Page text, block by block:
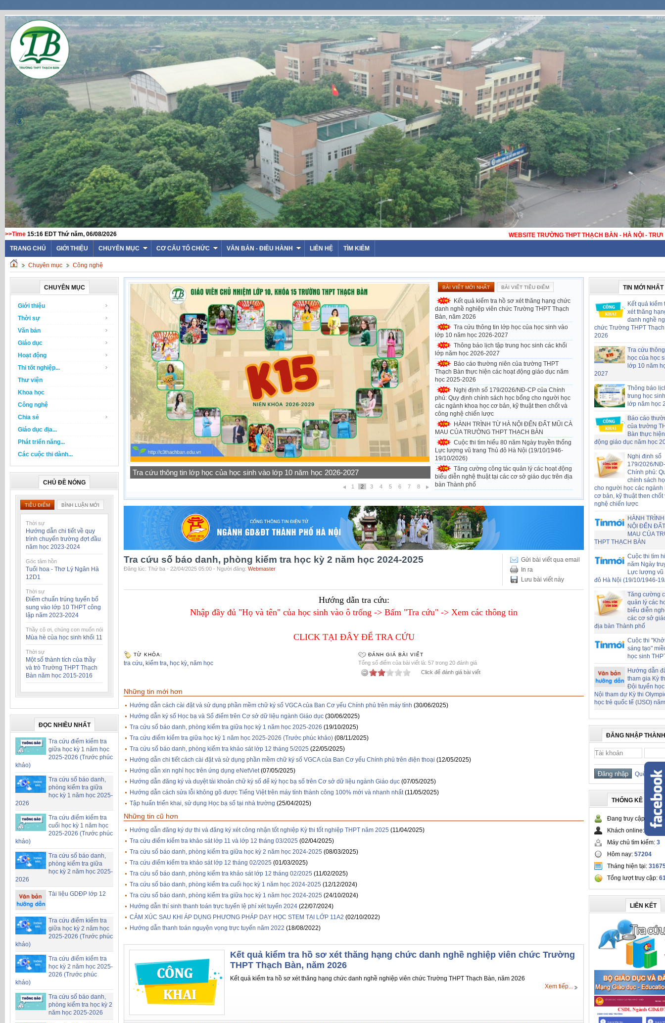
>>Time 15:16 EDT Thứ năm, 06/08/2026
WEBSITE TRƯỜNG
TRANG CHỦ
GIỚI THIỆU CHUYÊN MỤC CƠ CẤU TỔ CHỨC VĂN BẢN - ĐIỀU HÀNH LIÊN HỆ TÌM KIẾM
Chuyên mục Công nghệ
CHUYÊN MỤC
Giới thiệu
Thời sự
Văn bản
Giáo dục
Hoạt động
Thi tốt nghiệp...
Thư viện
Khoa học
Công nghệ
Chia sẻ
Giáo dục địa...
Phát triển năng...
Các cuộc thi dành...
CHỦ ĐỀ NÓNG
TIÊU ĐIỂM BÌNH LUẬN MỚI
Thời sự
Hướng dẫn chi tiết về quy
trình chuyển trường đợt đầu
năm học 2023-2024
Góc tâm hồn
Tuổi hoa - Thơ Lý Ngân Hà
12D1
Thời sự
Điểm chuẩn trúng tuyển bổ
sung vào lớp 10 THPT công
lập năm 2023-2024
Thầy cô ơi, chúng con muốn nói
Mùa hè của học sinh khối 11
Thời sự
Một số thành tích của thầy
và trò Trường THPT Thạch
Bàn năm học 2015-2016
ĐỌC NHIỀU NHẤT
Tra cứu điểm kiểm tra
giữa học kỳ 1 năm học
2025-2026 (Trước phúc
khảo)
Tra cứu số báo danh,
phòng kiểm tra giữa
học kỳ 1 năm học 2025-
2026
Tra cứu điểm kiểm tra
cuối học kỳ 1 năm học
2025-2026 (Trước phúc
khảo)
Tra cứu số báo danh,
phòng kiểm tra giữa
học kỳ 2 năm học 2025-
2026
Tài liệu GDĐP lớp 12
Tra cứu điểm kiểm tra
giữa học kỳ 2 năm học
2025-2026 (Trước phúc
khảo)
Tra cứu điểm kiểm tra
học kỳ 2 năm học 2025-
2026 (Trước phúc
khảo)
Tra cứu số báo danh,
phòng kiểm tra học kỳ 2
năm học 2025-2026
Tra cứu thông tin lớp học của học sinh vào lớp 10 năm học 2026-2027
Thông báo lịch tập trung học sinh các khối lớp năm học 2026-2027
1 2 3 4 5 6 7 8
BÀI VIẾT MỚI NHẤT BÀI VIẾT TIÊU ĐIỂM
Kết quả kiểm tra hồ sơ xét thăng hạng chức
danh nghề nghiệp viên chức Trường THPT Thạch
Bàn, năm 2026
Tra cứu thông tin lớp học của học sinh vào
lớp 10 năm học 2026-2027
Thông báo lịch tập trung học sinh các khối
lớp năm học 2026-2027
Báo cáo thường niên của trường THPT
Thạch Bàn thực hiện các hoạt động giáo dục năm
học 2025-2026
Nghị định số 179/2026/NĐ-CP của Chính
phủ: Quy định chính sách học bổng cho người học
các ngành khoa học cơ bản, kỹ thuật then chốt và
công nghệ chiến lược
HÀNH TRÌNH TỪ HÀ NỘI ĐẾN ĐẤT MŨI CÀ
MAU CỦA TRƯỜNG THPT THẠCH BÀN
Cuộc thi tìm hiểu 80 năm Ngày truyền thống
Lực lượng vũ trang Thủ đô Hà Nội (19/10/1946-
19/10/2026)
Tăng cường công tác quản lý các hoạt động
biểu diễn nghệ thuật tại các cơ sở giáo dục trên địa
bàn Thành phố
Gửi bài viết qua email
In ra
Lưu bài viết này
Tra cứu số báo danh, phòng kiểm tra học kỳ 2 năm học 2024-2025
Đăng lúc: Thứ ba - 22/04/2025 05:00 - Người đăng: Webmaster
Hướng dẫn tra cứu:
Nhập đầy đủ "Họ và tên" của học sinh vào ô trống -> Bấm "Tra cứu" -> Xem các thông tin
CLICK TẠI ĐÂY ĐỂ TRA CỨU
TỪ KHÓA:
tra cứu, kiểm tra, học kỳ, năm học
ĐÁNH GIÁ BÀI VIẾT
Tổng số điểm của bài viết là: 57 trong 20 đánh giá
Click để đánh giá bài viết
Những tin mới hơn
Hướng dẫn cách cài đặt và sử dụng phần mềm chữ ký số VGCA của Ban Cơ yếu Chính phủ trên máy tính (30/06/2025)
Hướng dẫn ký số Học bạ và Sổ điểm trên Cơ sở dữ liệu ngành Giáo dục (30/06/2025)
Tra cứu số báo danh, phòng kiểm tra giữa học kỳ 1 năm học 2025-2026 (19/10/2025)
Tra cứu điểm kiểm tra giữa học kỳ 1 năm học 2025-2026 (Trước phúc khảo) (08/11/2025)
Tra cứu số báo danh, phòng kiểm tra khảo sát lớp 12 tháng 5/2025 (22/05/2025)
Hướng dẫn chi tiết cách cài đặt và sử dụng phần mềm chữ ký số VGCA của Ban Cơ yếu Chính phủ trên điện thoại (12/05/2025)
Hướng dẫn xin nghỉ học trên ứng dụng eNetViet (07/05/2025)
Hướng dẫn đăng ký và duyệt tài khoản chữ ký số để ký học bạ số trên Cơ sở dữ liệu ngành Giáo dục (07/05/2025)
Hướng dẫn cách sửa lỗi không gõ được Tiếng Việt trên máy tính thành công 100% mới và nhanh nhất (11/05/2025)
Tập huấn triển khai, sử dụng Học bạ số tại nhà trường (25/04/2025)
Những tin cũ hơn
Hướng dẫn đăng ký dự thi và đăng ký xét công nhận tốt nghiệp Kỳ thi tốt nghiệp THPT năm 2025 (11/04/2025)
Tra cứu điểm kiểm tra khảo sát lớp 11 và lớp 12 tháng 03/2025 (02/04/2025)
Tra cứu số báo danh, phòng kiểm tra giữa học kỳ 2 năm học 2024-2025 (08/03/2025)
Tra cứu điểm kiểm tra khảo sát lớp 12 tháng 02/2025 (01/03/2025)
Tra cứu số báo danh, phòng kiểm tra khảo sát lớp 12 tháng 02/2025 (11/02/2025)
Tra cứu số báo danh, phòng kiểm tra cuối học kỳ 1 năm học 2024-2025 (12/12/2024)
Tra cứu số báo danh, phòng kiểm tra giữa học kỳ 1 năm học 2024-2025 (24/10/2024)
Hướng dẫn thí sinh thanh toán trực tuyến lệ phí xét tuyển 2024 (22/07/2024)
CẢM XÚC SAU KHI ÁP DỤNG PHƯƠNG PHÁP DẠY HỌC STEM TẠI LỚP 11A2 (02/10/2022)
Hướng dẫn thanh toán nguyện vọng trực tuyến năm 2022 (18/08/2022)
Kết quả kiểm tra hồ sơ xét thăng hạng chức danh nghề nghiệp viên chức Trường
THPT Thạch Bàn, năm 2026
Kết quả kiểm tra hồ sơ xét thăng hạng chức danh nghề nghiệp viên chức Trường THPT Thạch Bàn, năm 2026
Xem tiếp...
TIN MỚI NHẤT
Kết quả kiểm
xét thăng
danh nghề
chức Trường THPT
2026
Tra cứu
học của học
lớp 10 năm
2027
Thông báo
trung học
lớp năm học
Báo cáo
của trường
Bàn thực
động giáo dục năm học
Nghị định số
179/2026/
Chính phủ:
chính sách
cho người học các ngành
cơ bản, kỹ thuật then chốt
nghệ chiến lược
HÀNH
NỘI ĐẾN
MAU CỦA
THPT THẠCH BÀN
Cuộc thi tìm
năm Ngày
Lực lượng vũ
đô Hà Nội (19/10/1946-
Tăng cường
quản lý các
biểu diễn
các cơ sở
địa bàn Thành phố
Cuộc thi
sáng tạo"
học sinh
Hướng dẫn
tham gia Kỳ
Đội tuyển
Nội tham dự Kỳ thi
học trẻ quốc tế (IJSO)
ĐĂNG NHẬP
Quên mật
THỐNG KÊ TRUY
Đang truy cập:
134
Khách online:
Máy chủ tìm kiếm: 3
Hôm nay: 57204
Tháng hiện tại:
Tổng lượt truy cập:
LIÊN KẾT